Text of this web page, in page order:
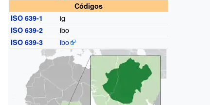
Códigos
ISO 639-1
ig
ISO 639-2 ibo
ISO 639-3 ibo